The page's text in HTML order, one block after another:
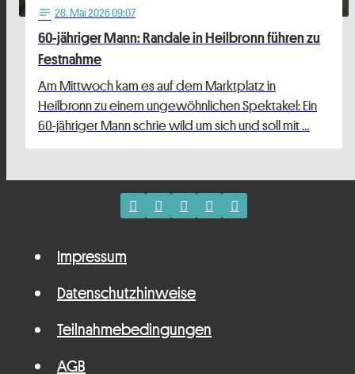
notes 28. Mai 2026 09:07
60-jähriger Mann: Randale in Heilbronn führen zu
Festnahme
Am Mittwoch kam es auf dem Marktplatz in
Heilbronn zu einem ungewöhnlichen Spektakel: Ein
60-jähriger Mann schrie wild um sich und soll mit …
Impressum
Datenschutzhinweise
Teilnahmebedingungen
AGB